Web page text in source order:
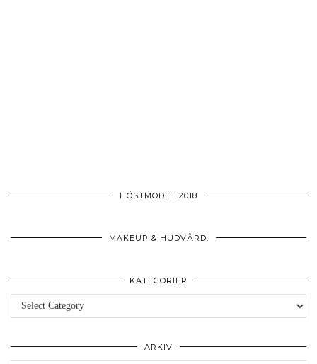
HÖSTMODET 2018
MAKEUP & HUDVÅRD:
KATEGORIER
Kategorier
ARKIV